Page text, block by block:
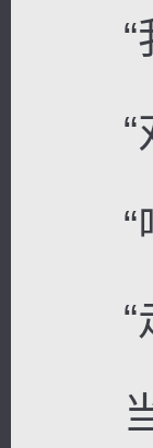
“我
“对
“呜
“走
当